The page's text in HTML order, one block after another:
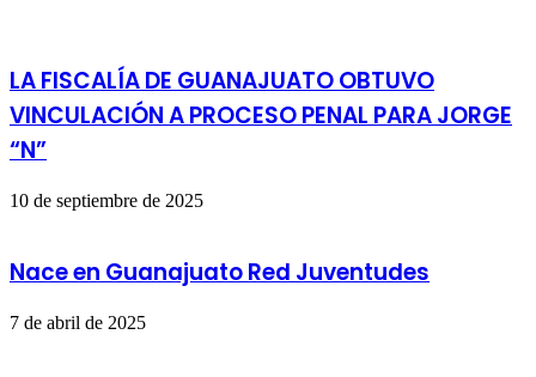
LA FISCALÍA DE GUANAJUATO OBTUVO
VINCULACIÓN A PROCESO PENAL PARA JORGE
“N”
10 de septiembre de 2025
Nace en Guanajuato Red Juventudes
7 de abril de 2025